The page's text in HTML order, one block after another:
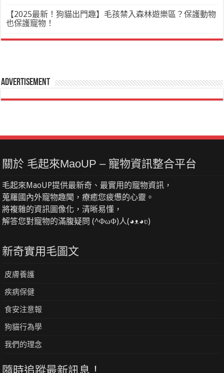
【2025最新！狗貓出門趣】毛孩禁入森林遊樂區？保護動物
也保護寵物！
Advertisement
關於 毛起來MaoUP – 寵物資訊整合平台
毛起來MaoUP提供最新奇、最實用的寵物資訊，
蒐羅國內外寵物趣聞，療癒您疲憊的心靈。
將複雜的資訊圖像化，清晰易懂，
解答您對寵物的滿腹疑問 (^ΦωΦ)人(◕ᴥ◕ʋ)
新奇實用毛圖文
皮膚養護
疾病保健
食安注意報
狗貓行為學
我們的理念
隨時追蹤最新訊息！